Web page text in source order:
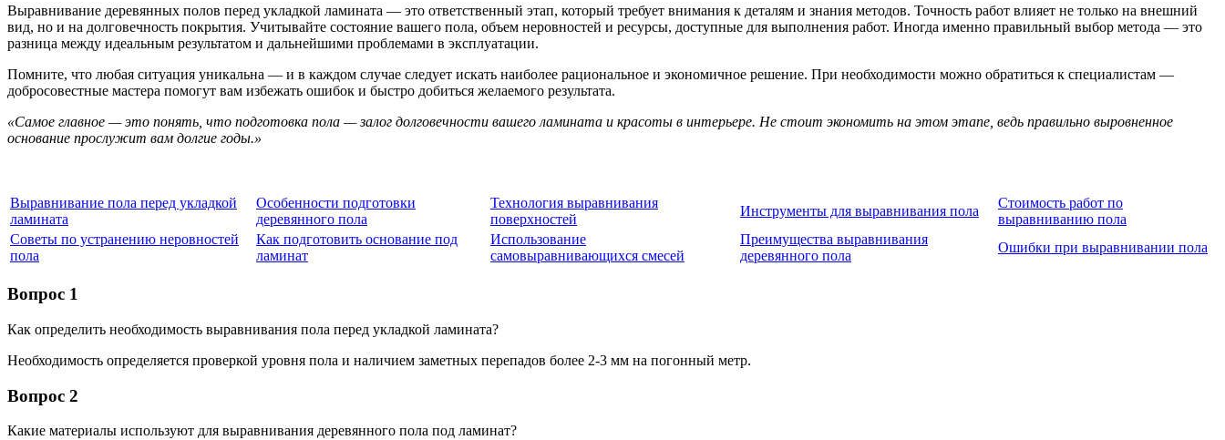
Выравнивание деревянных полов перед укладкой ламината — это ответственный этап, который требует внимания к деталям и знания методов. Точность работ влияет не только на внешний
вид, но и на долговечность покрытия. Учитывайте состояние вашего пола, объем неровностей и ресурсы, доступные для выполнения работ. Иногда именно правильный выбор метода — это
разница между идеальным результатом и дальнейшими проблемами в эксплуатации.
Помните, что любая ситуация уникальна — и в каждом случае следует искать наиболее рациональное и экономичное решение. При необходимости можно обратиться к специалистам —
добросовестные мастера помогут вам избежать ошибок и быстро добиться желаемого результата.
«Самое главное — это понять, что подготовка пола — залог долговечности вашего ламината и красоты в интерьере. Не стоит экономить на этом этапе, ведь правильно выровненное
основание прослужит вам долгие годы.»
Выравнивание пола перед укладкой
ламината
Особенности подготовки
деревянного пола
Технология выравнивания
поверхностей
Инструменты для выравнивания пола
Стоимость работ по
выравниванию пола
Советы по устранению неровностей
пола
Как подготовить основание под
ламинат
Использование
самовыравнивающихся смесей
Преимущества выравнивания
деревянного пола
Ошибки при выравнивании пола
Вопрос 1
Как определить необходимость выравнивания пола перед укладкой ламината?
Необходимость определяется проверкой уровня пола и наличием заметных перепадов более 2-3 мм на погонный метр.
Вопрос 2
Какие материалы используют для выравнивания деревянного пола под ламинат?